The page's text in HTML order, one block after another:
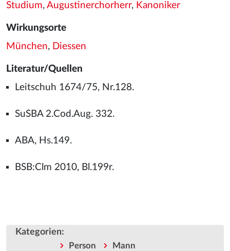
Studium, Augustinerchorherr, Kanoniker
Wirkungsorte
München, Diessen
Literatur/Quellen
Leitschuh 1674/75, Nr.128.
SuSBA 2.Cod.Aug. 332.
ABA, Hs.149.
BSB:Clm 2010, Bl.199r.
Kategorien:
Person
Mann